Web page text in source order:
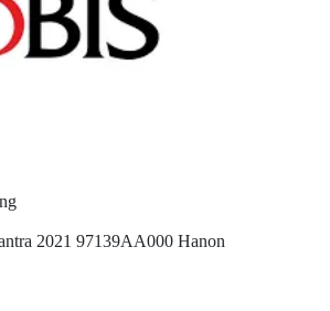
2021 97139AA000 Hanon